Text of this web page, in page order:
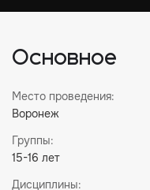
Основное
Место проведения:
Воронеж
Группы:
15-16 лет
Дисциплины: